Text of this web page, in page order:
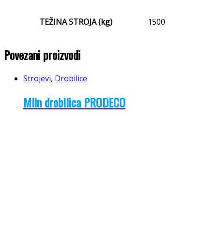
TEŽINA STROJA (kg) 1500
Povezani proizvodi
Strojevi, Drobilice
Mlin drobilica PRODECO